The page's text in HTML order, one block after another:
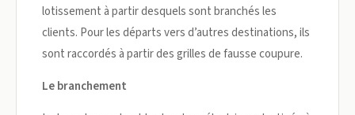
lotissement à partir desquels sont branchés les
clients. Pour les départs vers d’autres destinations, ils
sont raccordés à partir des grilles de fausse coupure.
Le branchement